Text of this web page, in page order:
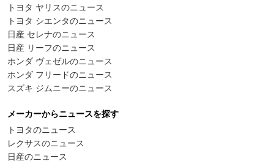
トヨタ ヤリスのニュース
トヨタ シエンタのニュース
日産 セレナのニュース
日産 リーフのニュース
ホンダ ヴェゼルのニュース
ホンダ フリードのニュース
スズキ ジムニーのニュース
メーカーからニュースを探す
トヨタのニュース
レクサスのニュース
日産のニュース